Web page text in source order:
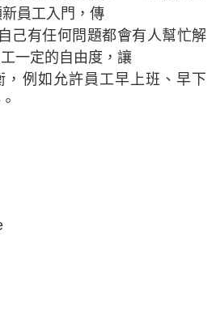
員工入門，傳
有任何問題都會有人幫忙解
一定的自由度，讓
例 如允許員工早上班 、早下